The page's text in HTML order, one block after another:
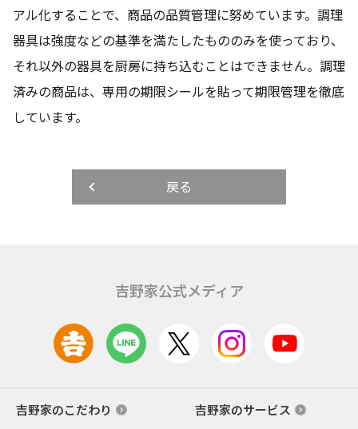
アル化することで、商品の品質管理に努めています。調理
器具は強度などの基準を満たしたもののみを使っており、
それ以外の器具を厨房に持ち込むことはできません。調理
済みの商品は、専用の期限シールを貼って期限管理を徹底
しています。
戻る
吉野家公式メディア
吉野家のこだわり 吉野家のサービス